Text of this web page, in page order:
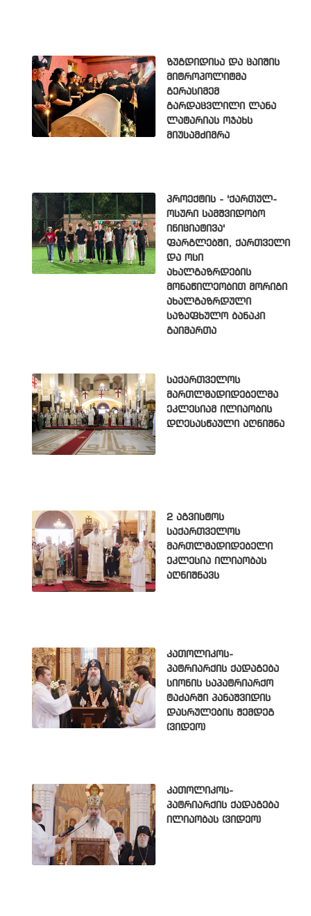
ზუგდიდისა და ცაიშის
მიტროპოლიტმა
გერასიმემ
გარდაცვლილი ლანა
ლატარიას ოჯახს
მიუსამძიმრა
პროექტის - 'ქართულ-
ოსური სამშვიდობო
ინიციატივა'
ფარგლებში, ქართველი
და ოსი
ახალგაზრდების
მონაწილეობით მორიგი
ახალგაზრდული
საზაფხულო ბანაკი
გაიმართა
საქართველოს
მართლმადიდებელმა
ეკლესიამ ილიაობის
დღესასწაული აღნიშნა
2 აგვისტოს
საქართველოს
მართლმადიდებელი
ეკლესია ილიაობას
აღნიშნავს
კათოლიკოს-
პატრიარქის ქადაგება
სიონის საპატრიარქო
ტაძარში პანაშვიდის
დასრულების შემდეგ
(ვიდეო)
კათოლიკოს-
პატრიარქის ქადაგება
ილიაობას (ვიდეო)